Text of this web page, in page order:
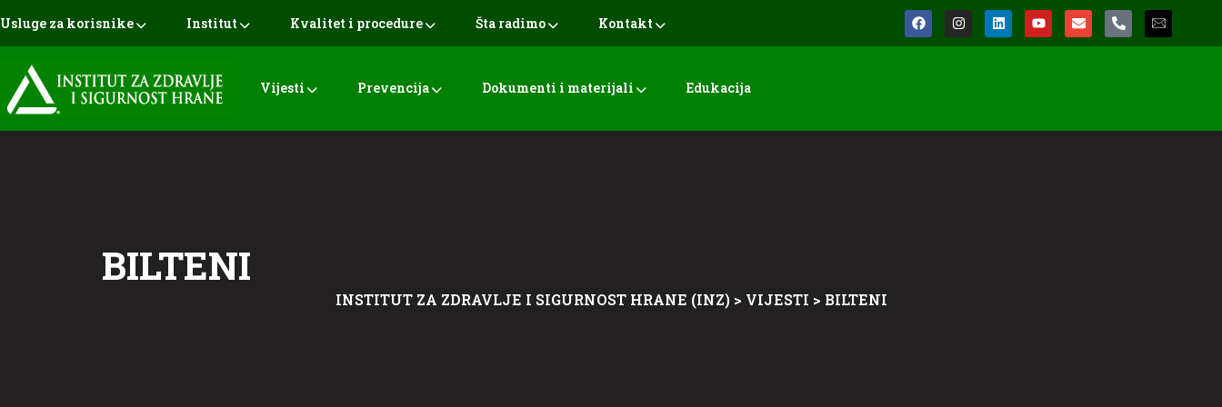
Usluge za korisnike Institut Kvalitet i procedure Šta radimo Kontakt
Vijesti Prevencija Dokumenti i materijali Edukacija
BILTENI
INSTITUT ZA ZDRAVLJE I SIGURNOST HRANE (INZ) > VIJESTI > BILTENI